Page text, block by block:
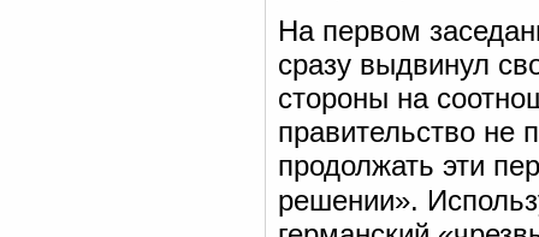
На первом
сразу выдвинул
стороны на
правительство не
продолжать эти
решении».